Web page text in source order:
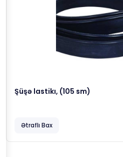
Şüşə lastikı, (105 sm)
Ətraflı Bax